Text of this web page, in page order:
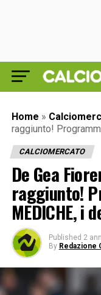
Home »
raggiunto!
CALCIOMERCATO
De Gea
raggiunto!
MEDICHE, i
Published 2
By Redazione